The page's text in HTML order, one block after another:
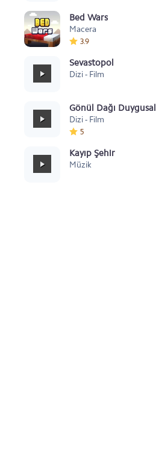
Bed Wars
Macera
3.9
Sevastopol
Dizi - Film
Gönül Dağı Duygusal
Dizi - Film
5
Kayıp Şehir
Müzik